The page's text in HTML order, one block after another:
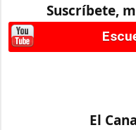
Suscríbete,
El